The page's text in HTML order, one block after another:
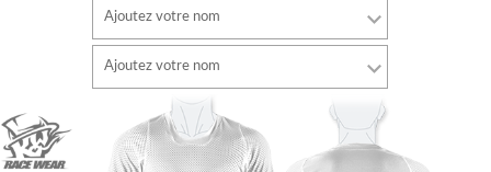
Ajoutez votre nom
Couleur de la police
Ajoutez votre nom
style
Couleur de la police